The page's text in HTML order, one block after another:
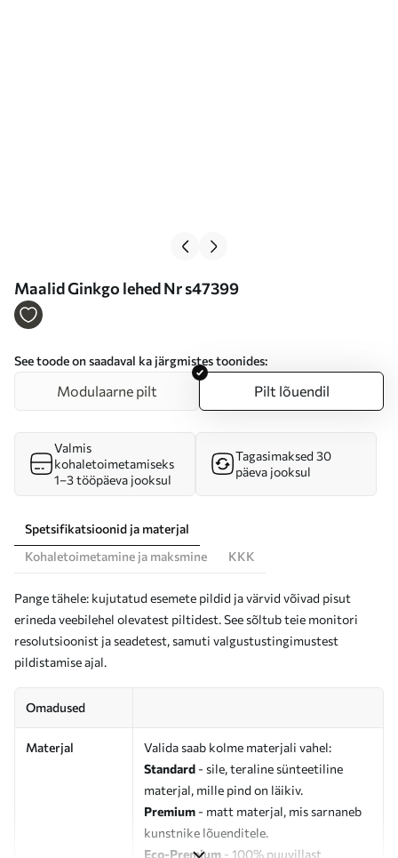
Maalid Ginkgo lehed Nr s47399
See toode on saadaval ka järgmistes toonides:
Modulaarne pilt Pilt lõuendil
Valmis
kohaletoimetamiseks
1–3 tööpäeva jooksul
Tagasimaksed 30
päeva jooksul
Spetsifikatsioonid ja materjal
Kohaletoimetamine ja maksmine
KKK
Pange tähele: kujutatud esemete pildid ja värvid võivad pisut
erineda veebilehel olevatest piltidest. See sõltub teie monitori
resolutsioonist ja seadetest, samuti valgustustingimustest
pildistamise ajal.
Omadused
Materjal
Valida saab kolme materjali vahel:
Standard - sile, teraline sünteetiline
materjal, mille pind on läikiv.
Premium - matt materjal, mis sarnaneb
kunstnike lõuenditele.
Eco-Premium - 100% puuvillast